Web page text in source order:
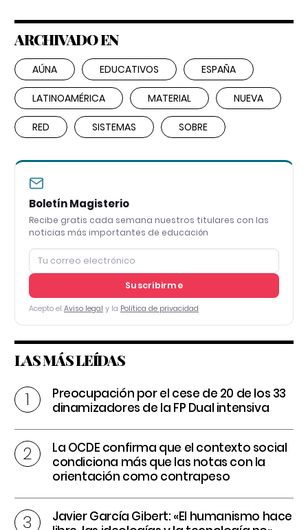
ARCHIVADO EN
AÚNA EDUCATIVOS ESPAÑA
LATINOAMÉRICA MATERIAL NUEVA
RED SISTEMAS SOBRE
Boletín Magisterio
Recibe gratis cada semana nuestros titulares con las
noticias más importantes de educación
Suscribirme
Acepto el Aviso legal y la Política de privacidad
LAS MÁS LEÍDAS
Preocupación por el cese de 20 de los 33
dinamizadores de la FP Dual intensiva
La OCDE confirma que el contexto social
condiciona más que las notas con la
orientación como contrapeso
Javier García Gibert: «El humanismo hace